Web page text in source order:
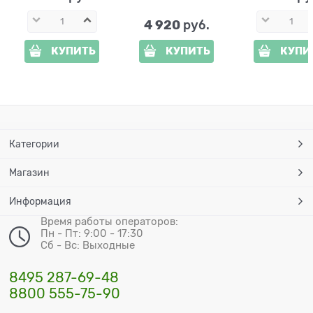
КУПИТЬ
4 920 руб.
КУПИТЬ
Категории
Магазин
Информация
Время работы операторов:
Пн - Пт: 9:00 - 17:30
Сб - Вс: Выходные
8495 287-69-48
8800 555-75-90